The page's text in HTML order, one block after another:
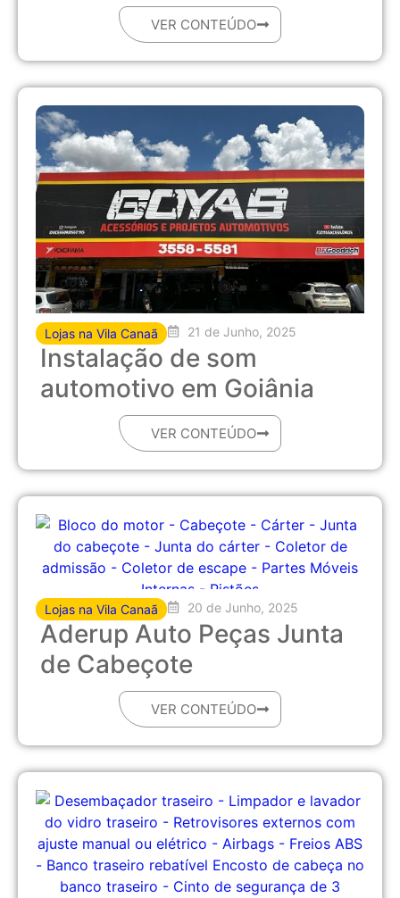
VER CONTEÚDO
Lojas na Vila Canaã 21 de Junho, 2025
Instalação de som
automotivo em Goiânia
VER CONTEÚDO
Lojas na Vila Canaã 20 de Junho, 2025
Aderup Auto Peças Junta
de Cabeçote
VER CONTEÚDO